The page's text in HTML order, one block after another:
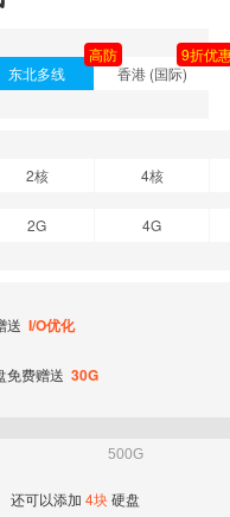
东北多线
高防
香港 (国际)
9折优
2核 4核
2G 4G
送 I/O优化
免费赠送 30G
500G
还可以添加 4块硬盘